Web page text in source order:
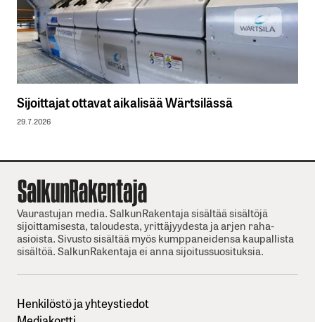
Sijoittajat ottavat aikalisää Wärtsilässä
29.7.2026
Vaurastujan media. SalkunRakentaja sisältää sisältöjä
sijoittamisesta, taloudesta, yrittäjyydesta ja arjen raha-
asioista. Sivusto sisältää myös kumppaneidensa kaupallista
sisältöä. SalkunRakentaja ei anna sijoitussuosituksia.
Henkilöstö ja yhteystiedot